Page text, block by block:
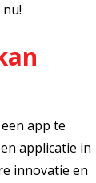
app te
applicatie in
innovatie en